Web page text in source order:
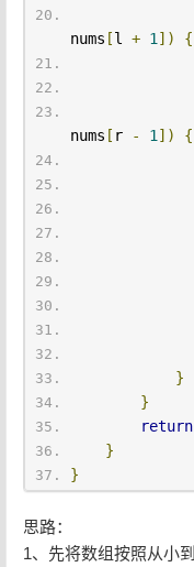
nums [l + 1 ])
{
nums [ r - 1 ])
{
}
}
return
}
}
思路：
1、先将数组按照从小